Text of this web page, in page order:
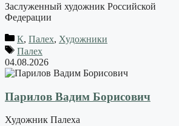
Заслуженный художник Российской
Федерации
К, Палех, Художники
Палех
04.08.2026
Парилов Вадим Борисович
Художник Палеха